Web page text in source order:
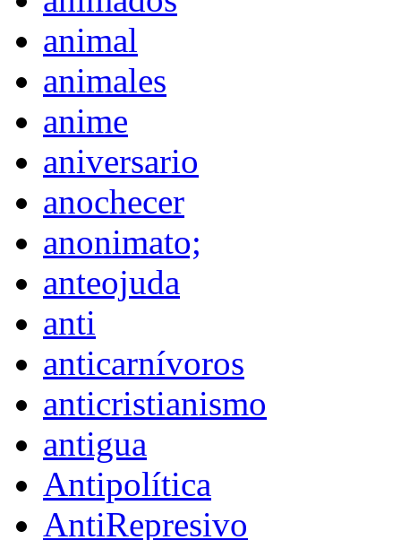
animal
animales
anime
aniversario
anochecer
anonimato;
anteojuda
anti
anticarnívoros
anticristianismo
antigua
Antipolítica
AntiRepresivo